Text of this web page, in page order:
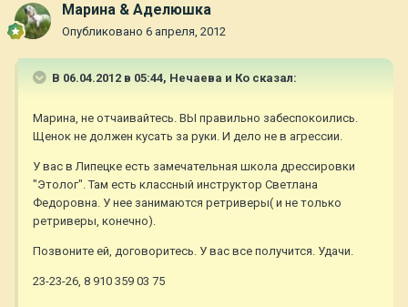
Марина & Аделюшка
Опубликовано 6 апреля, 2012
В 06.04.2012 в 05:44, Нечаева и Ко сказал:
Марина, не отчаивайтесь. ВЫ правильно забеспокоились.
Щенок не должен кусать за руки. И дело не в агрессии.
У вас в Липецке есть замечательная школа дрессировки
"Этолог". Там есть классный инструктор Светлана
Федоровна. У нее занимаются ретриверы( и не только
ретриверы, конечно).
Позвоните ей, договоритесь. У вас все получится. Удачи.
23-23-26, 8 910 359 03 75